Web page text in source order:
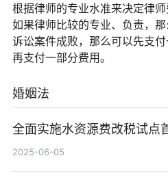
根据律师的专业水准来决定律师
如果律师比较的专业、负责，
诉讼案件成败，那么可以先支
再支付一部分费用。
婚姻法
全面实施水资源费改税试点
2025-06-05